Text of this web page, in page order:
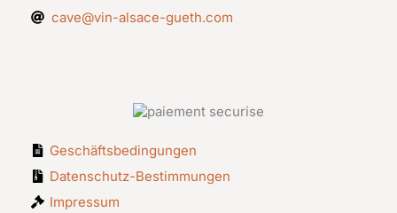
cave@vin-alsace-gueth.com
Geschäftsbedingungen
Datenschutz-Bestimmungen
Impressum